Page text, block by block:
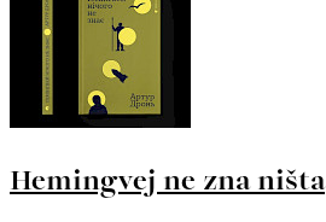
Hemingvej ne zna ništa